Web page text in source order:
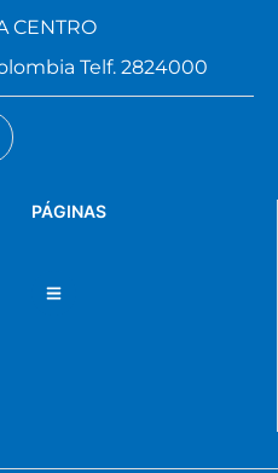
PÁGINAS
CENTRO
Telf. 2824000